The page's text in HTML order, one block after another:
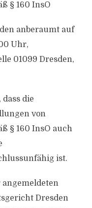
§ 160 InsO
anberaumt auf
Uhr,
01099 Dresden,
die
von
§ 160 InsO auch
ist.
Dresden